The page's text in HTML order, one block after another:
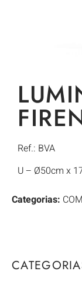
Ref.: BVA
U – Ø50cm x
Categorias: